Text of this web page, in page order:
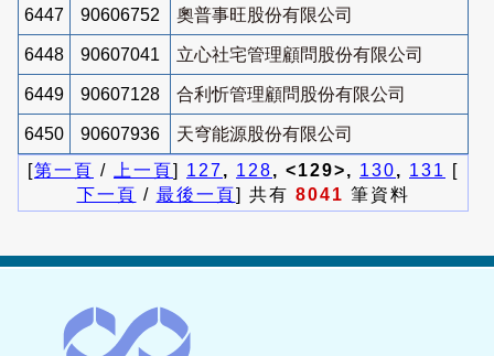
6447 90606752 奧普事旺股份有限公司
6448 90607041 立心社宅管理顧問股份有限公司
6449 90607128 合利忻管理顧問股份有限公司
6450 90607936
天穹能源股份有限公司
[第一頁 / 上一頁] 127, 128, <129>, 130, 131
[
下一頁 / 最後一頁] 共有 8041 筆資料